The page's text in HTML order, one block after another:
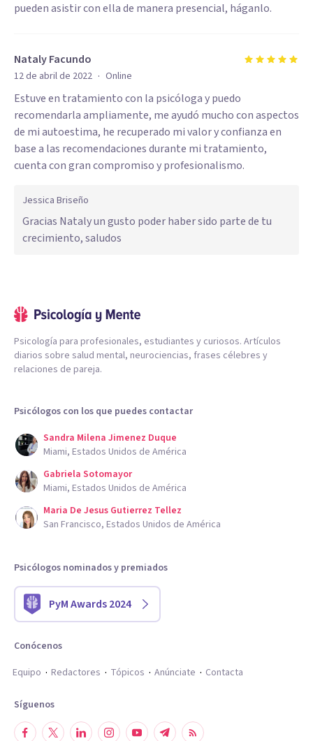
pueden asistir con ella de manera presencial, háganlo.
Nataly Facundo
12 de abril de 2022 · Online
Estuve en tratamiento con la psicóloga y puedo
recomendarla ampliamente, me ayudó mucho con aspectos
de mi autoestima, he recuperado mi valor y confianza en
base a las recomendaciones durante mi tratamiento,
cuenta con gran compromiso y profesionalismo.
Jessica Briseño
Gracias Nataly un gusto poder haber sido parte de tu
crecimiento, saludos
Psicología para profesionales, estudiantes y curiosos. Artículos
diarios sobre salud mental, neurociencias, frases célebres y
relaciones de pareja.
Psicólogos con los que puedes contactar
Sandra Milena Jimenez Duque
Miami, Estados Unidos de América
Gabriela Sotomayor
Miami, Estados Unidos de América
Maria De Jesus Gutierrez Tellez
San Francisco, Estados Unidos de América
Psicólogos nominados y premiados
PyM Awards 2024
Conócenos
Equipo
Redactores Tópicos Anúnciate Contacta
Síguenos